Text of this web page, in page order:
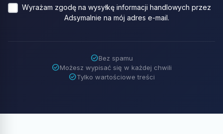
Wyrażam zgodę na wysyłkę informacji handlowych przez
Adsymalnie na mój adres e-mail.
check_circleBez spamu
check_circleMożesz wypisać się w każdej chwili
check_circleTylko wartościowe treści